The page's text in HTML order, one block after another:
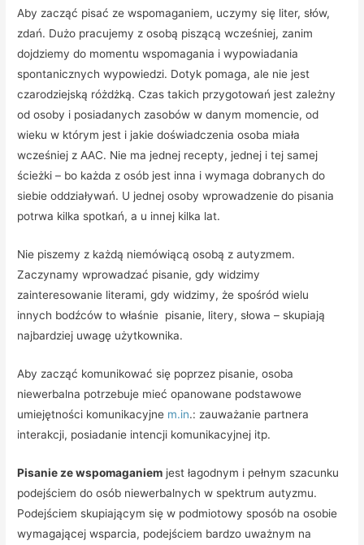
Aby zacząć pisać ze wspomaganiem, uczymy się liter, słów,
zdań. Dużo pracujemy z osobą piszącą wcześniej, zanim
dojdziemy do momentu wspomagania i wypowiadania
spontanicznych wypowiedzi. Dotyk pomaga, ale nie jest
czarodziejską różdżką. Czas takich przygotowań jest zależny
od osoby i posiadanych zasobów w danym momencie, od
wieku w którym jest i jakie doświadczenia osoba miała
wcześniej z AAC. Nie ma jednej recepty, jednej i tej samej
ścieżki – bo każda z osób jest inna i wymaga dobranych do
siebie oddziaływań. U jednej osoby wprowadzenie do pisania
potrwa kilka spotkań, a u innej kilka lat.
Nie piszemy z każdą niemówiącą osobą z autyzmem.
Zaczynamy wprowadzać pisanie, gdy widzimy
zainteresowanie literami, gdy widzimy, że spośród wielu
innych bodźców to właśnie pisanie, litery, słowa – skupiają
najbardziej uwagę użytkownika.
Aby zacząć komunikować się poprzez pisanie, osoba
niewerbalna potrzebuje mieć opanowane podstawowe
umiejętności komunikacyjne m.in.: zauważanie partnera
interakcji, posiadanie intencji komunikacyjnej itp.
Pisanie ze wspomaganiem jest łagodnym i pełnym szacunku
podejściem do osób niewerbalnych w spektrum autyzmu.
Podejściem skupiającym się w podmiotowy sposób na osobie
wymagającej wsparcia, podejściem bardzo uważnym na